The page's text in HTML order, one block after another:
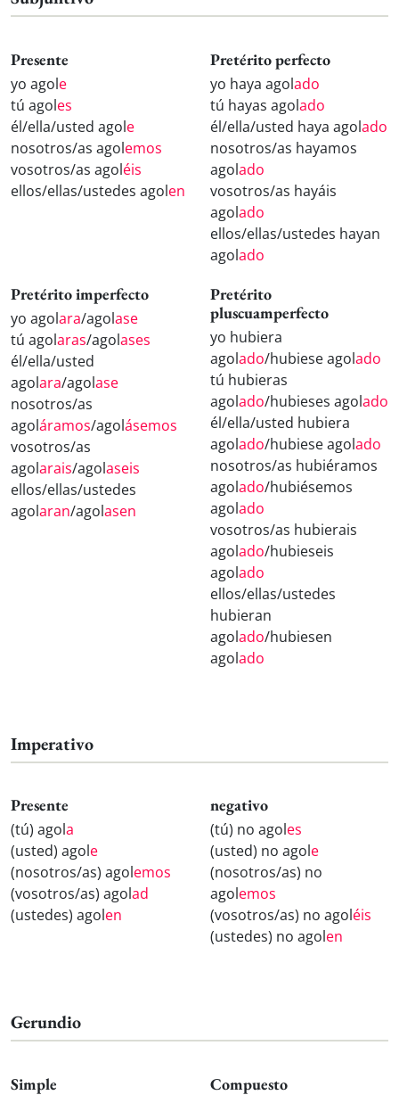
Presente
yo agole
tú agoles
él/ella/usted agole
nosotros/as agolemos
vosotros/as agoléis
ellos/ellas/ustedes agolen
Pretérito perfecto
yo haya agolado
tú hayas agolado
él/ella/usted haya agolado
nosotros/as hayamos
agolado
vosotros/as hayáis
agolado
ellos/ellas/ustedes hayan
agolado
Pretérito imperfecto
yo agolara/agolase
tú agolaras/agolases
él/ella/usted
agolara/agolase
nosotros/as
agoláramos/agolásemos
vosotros/as
agolarais/agolaseis
ellos/ellas/ustedes
agolaran/agolasen
Pretérito
pluscuamperfecto
yo hubiera
agolado/hubiese agolado
tú hubieras
agolado/hubieses agolado
él/ella/usted hubiera
agolado/hubiese agolado
nosotros/as hubiéramos
agolado/hubiésemos
agolado
vosotros/as hubierais
agolado/hubieseis
agolado
ellos/ellas/ustedes
hubieran
agolado/hubiesen
agolado
Imperativo
Presente
(tú) agola
(usted) agole
(nosotros/as) agolemos
(vosotros/as) agolad
(ustedes) agolen
negativo
(tú) no agoles
(usted) no agole
(nosotros/as) no
agolemos
(vosotros/as) no agoléis
(ustedes) no agolen
Gerundio
Simple Compuesto